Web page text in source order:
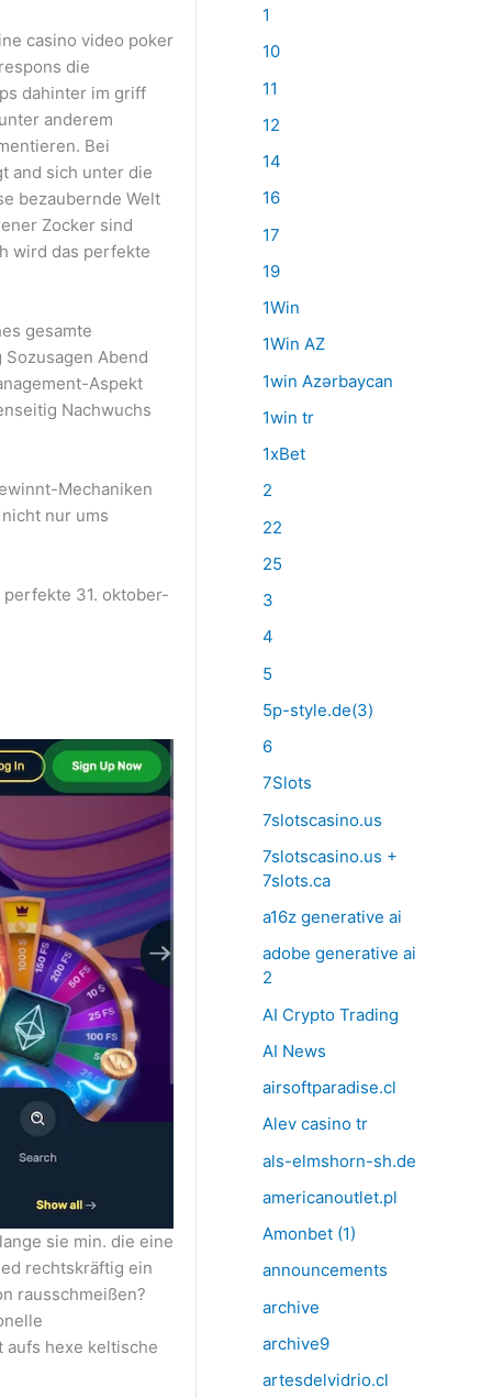
die
dahinter im griff
anderem
Bei
and sich unter die
bezaubernde Welt
Zocker sind
wird das perfekte
gesamte
Abend
Aspekt
Nachwuchs
Mechaniken
nur ums
31. oktober-
sie min. die eine
rechtskräftig ein
rausschmeißen?
aufs hexe keltische
1
10
11
12
14
16
17
19
1Win
1Win AZ
1win Azərbaycan
1win tr
1xBet
2
22
25
3
4
5
5p-style.de(3)
6
7Slots
7slotscasino.us
7slotscasino.us +
7slots.ca
a16z generative ai
adobe generative ai
2
AI Crypto Trading
AI News
airsoftparadise.cl
Alev casino tr
als-elmshorn-sh.de
americanoutlet.pl
Amonbet (1)
announcements
archive
archive9
artesdelvidrio.cl